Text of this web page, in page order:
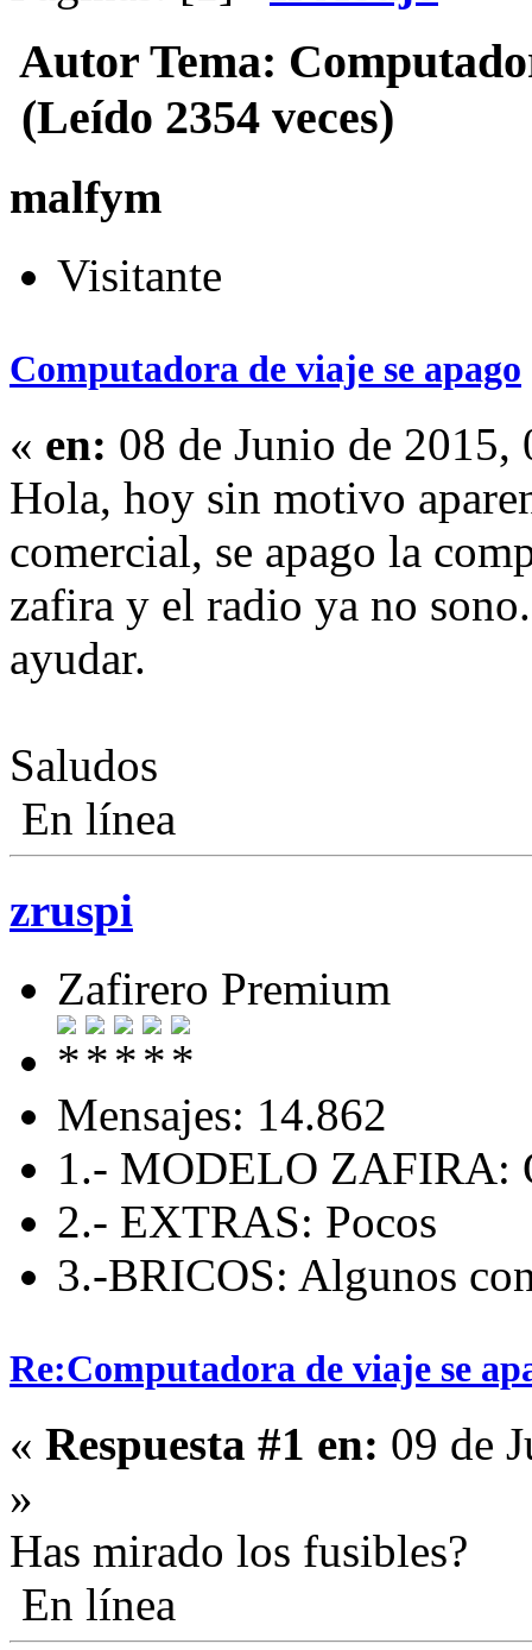
Autor Tema:
(Leído 2354 veces)
malfym
Visitante
Computadora de viaje se apago
« en: 08 de Junio de 2015,
Hola, hoy sin motivo
comercial, se apago la
zafira y el radio ya no
ayudar.
Saludos
En línea
zruspi
Zafirero Premium
Mensajes: 14.862
1.- MODELO ZAFIRA:
2.- EXTRAS: Pocos
3.-BRICOS: Algunos
Re:Computadora de viaje se
« Respuesta #1 en: 09 de
»
Has mirado los fusibles?
En línea